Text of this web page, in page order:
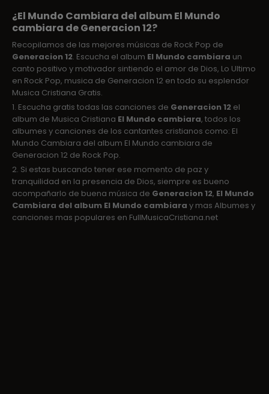
¿El Mundo Cambiara del album El Mundo
cambiara de Generacion 12?
Recopilamos de las mejores músicas de Rock Pop de
Generacion 12. Escucha el album El Mundo cambiara un
canto positivo y motivador sintiendo el amor de Dios, Lo Ultimo
en Rock Pop, musica de Generacion 12 en todo su esplendor
Musica Cristiana Gratis.
1. Escucha gratis todas las canciones de Generacion 12 el
album de Musica Cristiana El Mundo cambiara, todos los
albumes y canciones de los cantantes cristianos como: El
Mundo Cambiara del album El Mundo cambiara de
Generacion 12 de Rock Pop.
2. Si estas buscando tener ese momento de paz y
tranquilidad en la presencia de Dios, siempre es bueno
acompañarlo de buena música de Generacion 12, El Mundo
Cambiara del album El Mundo cambiara y mas Albumes y
canciones mas populares en FullMusicaCristiana.net